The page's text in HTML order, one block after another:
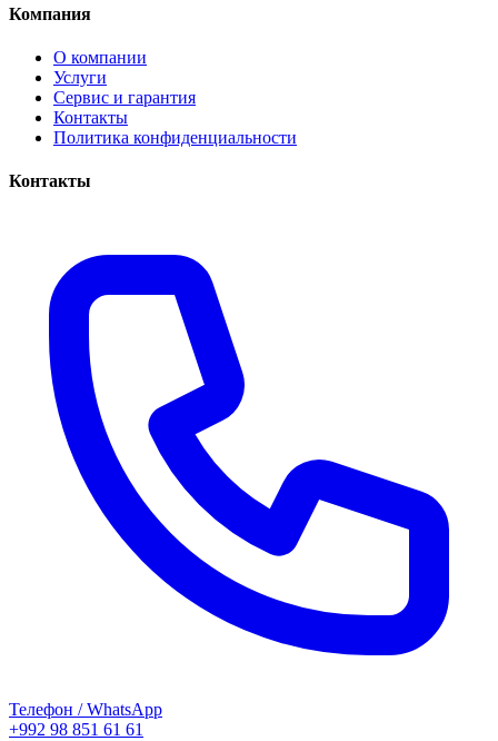
Компания
О компании
Услуги
Сервис и гарантия
Контакты
Политика конфиденциальности
Контакты
Телефон / WhatsApp
+992 98 851 61 61